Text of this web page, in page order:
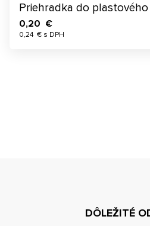
Priehradka do
0,20 €
0,24 € s DPH
DÔLEŽITÉ